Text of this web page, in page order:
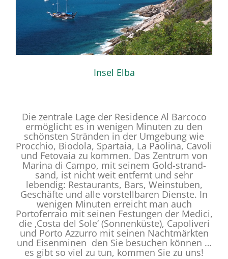
Insel Elba
Die zentrale Lage der Residence Al Barcoco
ermöglicht es in wenigen Minuten zu den
schönsten Stränden in der Umgebung wie
Procchio, Biodola, Spartaia, La Paolina, Cavoli
und Fetovaia zu kommen. Das Zentrum von
Marina di Campo, mit seinem Gold-strand-
sand, ist nicht weit entfernt und sehr
lebendig: Restaurants, Bars, Weinstuben,
Geschäfte und alle vorstellbaren Dienste. In
wenigen Minuten erreicht man auch
Portoferraio mit seinen Festungen der Medici,
die ‚Costa del Sole‘ (Sonnenküste), Capoliveri
und Porto Azzurro mit seinen Nachtmärkten
und Eisenminen den Sie besuchen können …
es gibt so viel zu tun, kommen Sie zu uns!